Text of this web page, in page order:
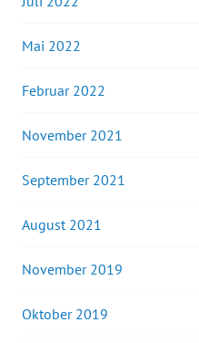
Mai 2022
Februar 2022
November 2021
September 2021
August 2021
November 2019
Oktober 2019